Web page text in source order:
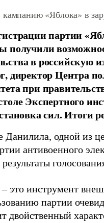
«Яблока» в
партии
получили
в российскую
директор Центра
при
Экспертного
сил. Итоги
Данилила, одной из
антивоенного
это инструмент
партии
двойственный